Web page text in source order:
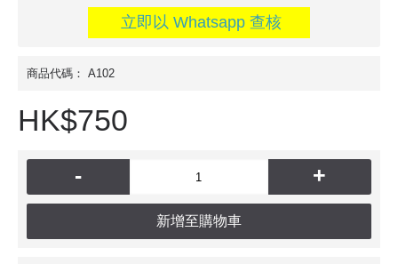
立即以 Whatsapp 查核
商品代碼： A102
HK$750
- +
新增至購物車